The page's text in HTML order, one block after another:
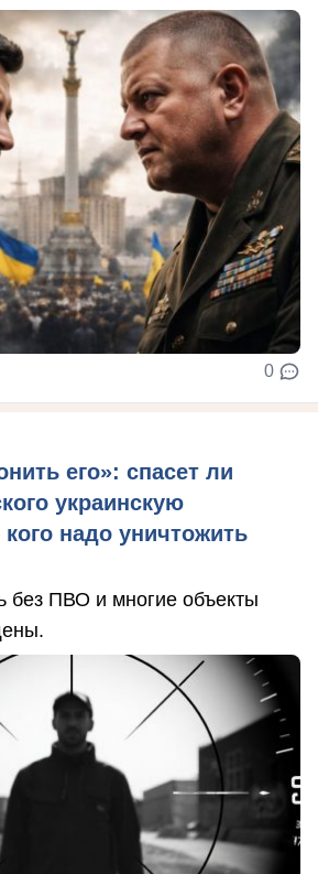
0
его»: спасет ли
украинскую
надо уничтожить
без ПВО и многие объекты